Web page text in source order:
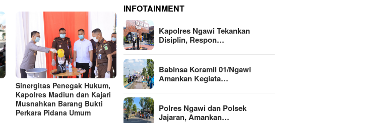
Sinergitas Penegak Hukum,
Kapolres Madiun dan Kajari
Musnahkan Barang Bukti
Perkara Pidana Umum
INFOTAINMENT
Kapolres Ngawi Tekankan
Disiplin, Respon…
Babinsa Koramil 01/Ngawi
Amankan Kegiata…
Polres Ngawi dan Polsek
Jajaran, Amankan…